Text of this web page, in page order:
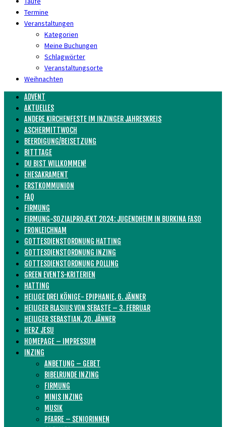
Termine
Veranstaltungen
Kategorien
Meine Buchungen
Schlagwörter
Veranstaltungsorte
Weihnachten
ADVENT
AKTUELLES
ANDERE KIRCHENFESTE IM INZINGER JAHRESKREIS
ASCHERMITTWOCH
BEERDIGUNG/BEISETZUNG
BITTTAGE
DU BIST WILLKOMMEN!
EHESAKRAMENT
ERSTKOMMUNION
FAQ
FIRMUNG
FIRMUNG-SOZIALPROJEKT 2024: JUGENDHEIM IN BURKINA FASO
FRONLEICHNAM
GOTTESDIENSTORDNUNG HATTING
GOTTESDIENSTORDNUNG INZING
GOTTESDIENSTORDNUNG POLLING
GREEN EVENTS-KRITERIEN
HATTING
HEILIGE DREI KÖNIGE- EPIPHANIE, 6. JÄNNER
HEILIGER BLASIUS VON SEBASTE – 3. FEBRUAR
HEILIGER SEBASTIAN, 20. JÄNNER
HERZ JESU
HOMEPAGE – IMPRESSUM
INZING
ANBETUNG – GEBET
BIBELRUNDE INZING
FIRMUNG
MINIS INZING
MUSIK
PFARRE – SENIORINNEN